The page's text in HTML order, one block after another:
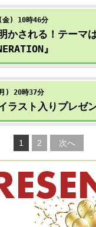
金) 10時46分
かされる！テーマ
』
) 20時37分
ラスト入りプレゼ
1 2 次へ